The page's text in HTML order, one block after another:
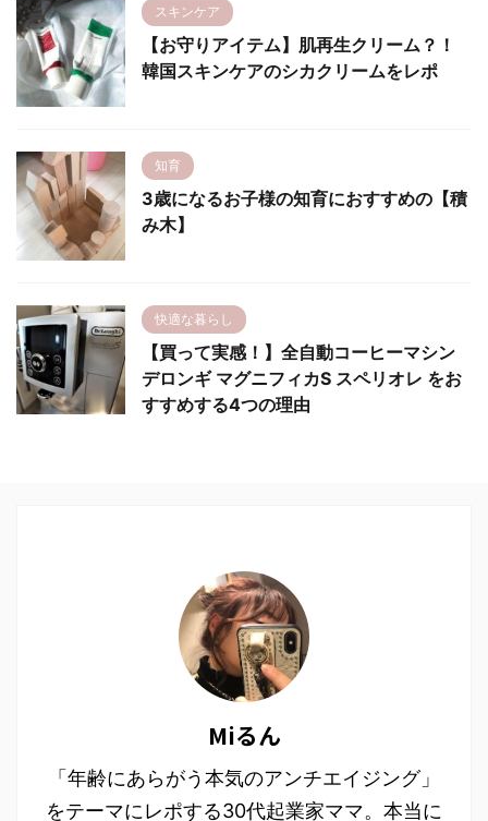
スキンケア
【お守りアイテム】肌再生クリーム？！
韓国スキンケアのシカクリームをレポ
知育
3歳になるお子様の知育におすすめの【積
み木】
快適な暮らし
【買って実感！】全自動コーヒーマシン
デロンギ マグニフィカS スペリオレ をお
すすめする4つの理由
Miるん
「年齢にあらがう本気のアンチエイジング」
をテーマにレポする30代起業家ママ。本当に